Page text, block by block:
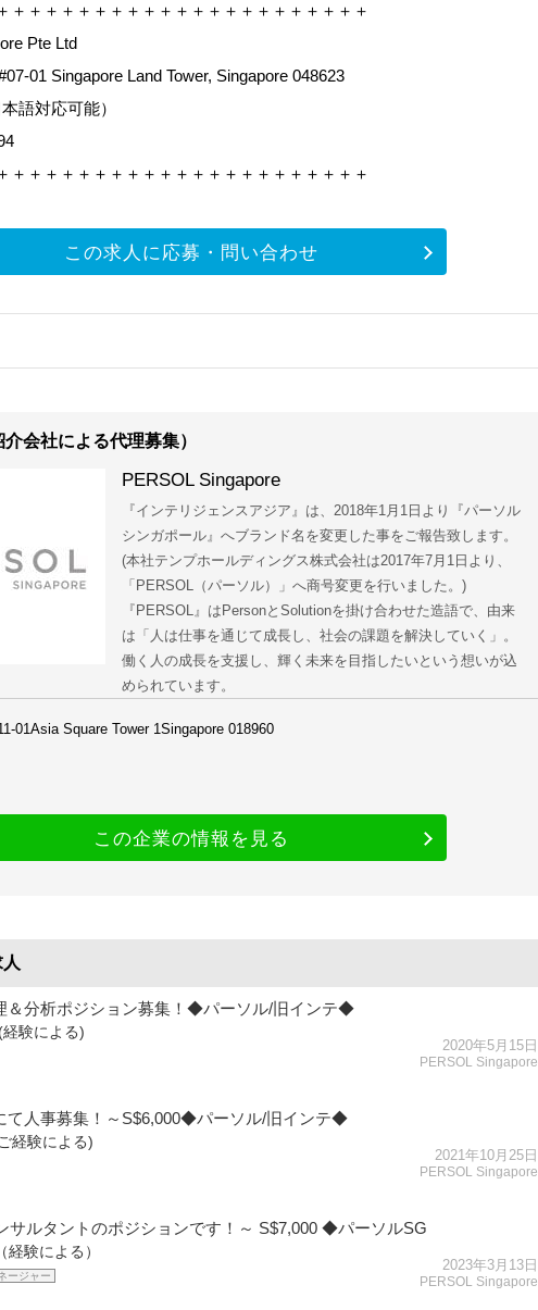
＋＋＋＋＋＋＋＋＋＋＋＋＋＋＋＋＋＋＋＋＋＋
Pte Ltd
01 Singapore Land Tower, Singapore 048623
語対応可能）
＋＋＋＋＋＋＋＋＋＋＋＋＋＋＋＋＋＋＋＋＋＋
この求人に応募・問い合わせ
会社による代理募集）
PERSOL Singapore
『インテリジェンスアジア』は、2018年1月1日より『パーソル
シンガポール』へブランド名を変更した事をご報告致します。
(本社テンプホールディングス株式会社は2017年7月1日より、
「PERSOL（パーソル）」へ商号変更を行いました。)
『PERSOL』はPersonとSolutionを掛け合わせた造語で、由来
は「人は仕事を通じて成長し、社会の課題を解決していく」。
働く人の成長を支援し、輝く未来を目指したいという想いが込
められています。
01Asia Square Tower 1Singapore 018960
この企業の情報を見る
＆分析ポジション募集！◆パーソル/旧インテ◆
験による)
2020年5月15日
PERSOL Singapore
て人事募集！～S$6,000◆パーソル/旧インテ◆
経験による)
2021年10月25日
PERSOL Singapore
サルタントのポジションです！～ S$7,000 ◆パーソルSG
験による）
ージャー
2023年3月13日
PERSOL Singapore